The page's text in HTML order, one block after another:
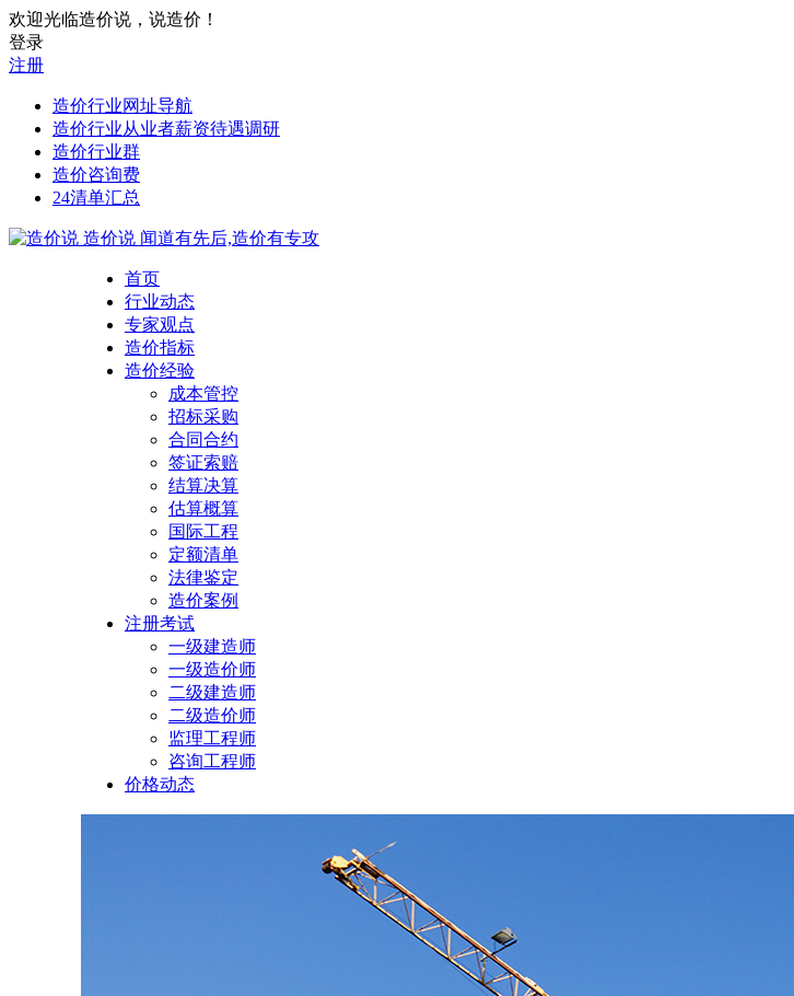
欢迎光临造价说，说造价！
登录
注册
造价行业网址导航
造价行业从业者薪资待遇调研
造价行业群
造价咨询费
24清单汇总
造价说 闻道有先后,造价有专攻
首页
行业动态
专家观点
造价指标
造价经验
成本管控
招标采购
合同合约
签证索赔
结算决算
估算概算
国际工程
定额清单
法律鉴定
造价案例
注册考试
一级建造师
一级造价师
二级建造师
二级造价师
监理工程师
咨询工程师
价格动态